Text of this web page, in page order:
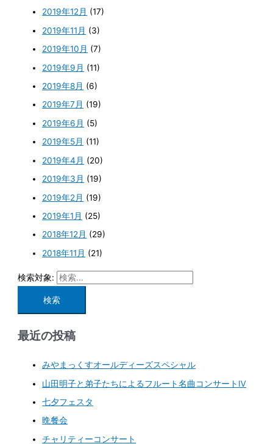
2019年12月 (17)
2019年11月 (3)
2019年10月 (7)
2019年9月 (11)
2019年8月 (6)
2019年7月 (19)
2019年6月 (5)
2019年5月 (11)
2019年4月 (20)
2019年3月 (19)
2019年2月 (19)
2019年1月 (25)
2018年12月 (29)
2018年11月 (21)
検索対象:
最近の投稿
みやまっくすオールディーズスペシャル
山田明子と弟子たちによるフルート名曲コンサートⅣ
七夕フェスタ
晩餐会
チャリティーコンサート